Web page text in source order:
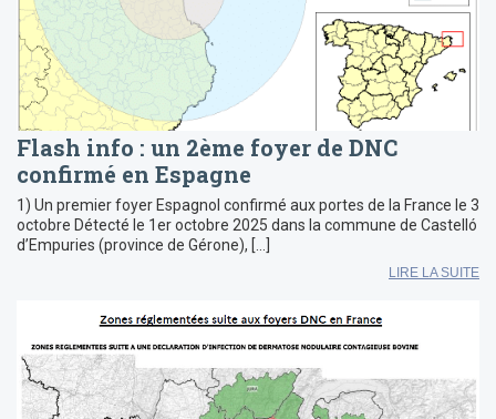
Flash info : un 2ème foyer de DNC
confirmé en Espagne
1) Un premier foyer Espagnol confirmé aux portes de la France le 3
octobre Détecté le 1er octobre 2025 dans la commune de Castelló
d’Empuries (province de Gérone), […]
LIRE LA SUITE